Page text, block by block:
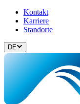
Kontakt
Karriere
Standorte
DE